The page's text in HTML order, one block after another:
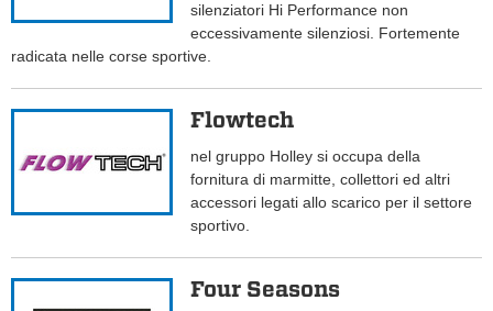
silenziatori Hi Performance non
eccessivamente silenziosi. Fortemente
radicata nelle corse sportive.
Flowtech
nel gruppo Holley si occupa della
fornitura di marmitte, collettori ed altri
accessori legati allo scarico per il settore
sportivo.
Four Seasons